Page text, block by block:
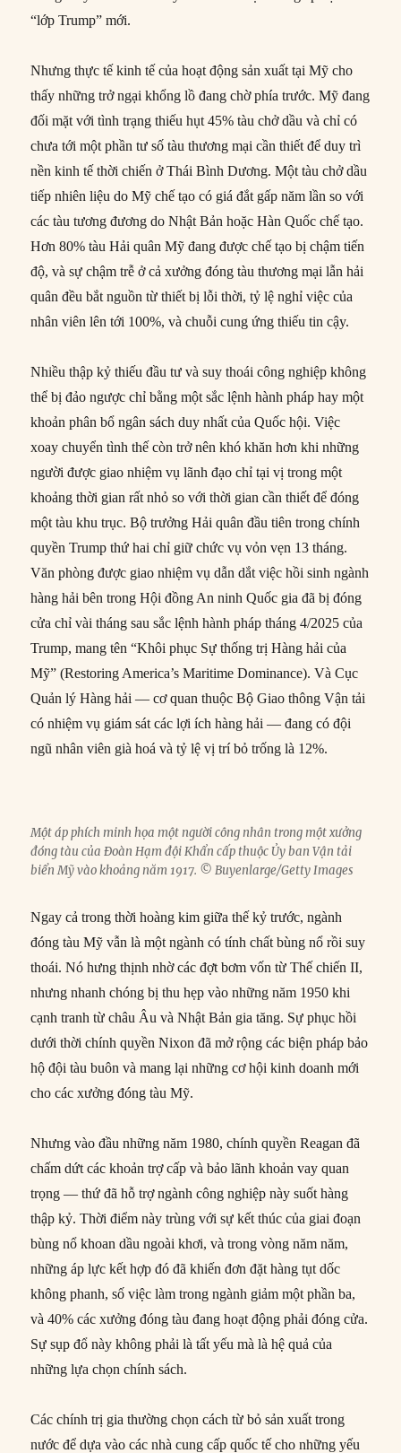
“lớp Trump” mới.
Nhưng thực tế kinh tế của hoạt động sản xuất tại Mỹ cho
thấy những trở ngại khổng lồ đang chờ phía trước. Mỹ đang
đối mặt với tình trạng thiếu hụt 45% tàu chở dầu và chỉ có
chưa tới một phần tư số tàu thương mại cần thiết để duy trì
nền kinh tế thời chiến ở Thái Bình Dương. Một tàu chở dầu
tiếp nhiên liệu do Mỹ chế tạo có giá đắt gấp năm lần so với
các tàu tương đương do Nhật Bản hoặc Hàn Quốc chế tạo.
Hơn 80% tàu Hải quân Mỹ đang được chế tạo bị chậm tiến
độ, và sự chậm trễ ở cả xưởng đóng tàu thương mại lẫn hải
quân đều bắt nguồn từ thiết bị lỗi thời, tỷ lệ nghỉ việc của
nhân viên lên tới 100%, và chuỗi cung ứng thiếu tin cậy.
Nhiều thập kỷ thiếu đầu tư và suy thoái công nghiệp không
thể bị đảo ngược chỉ bằng một sắc lệnh hành pháp hay một
khoản phân bổ ngân sách duy nhất của Quốc hội. Việc
xoay chuyển tình thế còn trở nên khó khăn hơn khi những
người được giao nhiệm vụ lãnh đạo chỉ tại vị trong một
khoảng thời gian rất nhỏ so với thời gian cần thiết để đóng
một tàu khu trục. Bộ trưởng Hải quân đầu tiên trong chính
quyền Trump thứ hai chỉ giữ chức vụ vỏn vẹn 13 tháng.
Văn phòng được giao nhiệm vụ dẫn dắt việc hồi sinh ngành
hàng hải bên trong Hội đồng An ninh Quốc gia đã bị đóng
cửa chỉ vài tháng sau sắc lệnh hành pháp tháng 4/2025 của
Trump, mang tên “Khôi phục Sự thống trị Hàng hải của
Mỹ” (Restoring America’s Maritime Dominance). Và Cục
Quản lý Hàng hải — cơ quan thuộc Bộ Giao thông Vận tải
có nhiệm vụ giám sát các lợi ích hàng hải — đang có đội
ngũ nhân viên già hoá và tỷ lệ vị trí bỏ trống là 12%.
Một áp phích minh họa một người công nhân trong một xưởng
đóng tàu của Đoàn Hạm đội Khẩn cấp thuộc Ủy ban Vận tải
biển Mỹ vào khoảng năm 1917. © Buyenlarge/Getty Images
Ngay cả trong thời hoàng kim giữa thế kỷ trước, ngành
đóng tàu Mỹ vẫn là một ngành có tính chất bùng nổ rồi suy
thoái. Nó hưng thịnh nhờ các đợt bơm vốn từ Thế chiến II,
nhưng nhanh chóng bị thu hẹp vào những năm 1950 khi
cạnh tranh từ châu Âu và Nhật Bản gia tăng. Sự phục hồi
dưới thời chính quyền Nixon đã mở rộng các biện pháp bảo
hộ đội tàu buôn và mang lại những cơ hội kinh doanh mới
cho các xưởng đóng tàu Mỹ.
Nhưng vào đầu những năm 1980, chính quyền Reagan đã
chấm dứt các khoản trợ cấp và bảo lãnh khoản vay quan
trọng — thứ đã hỗ trợ ngành công nghiệp này suốt hàng
thập kỷ. Thời điểm này trùng với sự kết thúc của giai đoạn
bùng nổ khoan dầu ngoài khơi, và trong vòng năm năm,
những áp lực kết hợp đó đã khiến đơn đặt hàng tụt dốc
không phanh, số việc làm trong ngành giảm một phần ba,
và 40% các xưởng đóng tàu đang hoạt động phải đóng cửa.
Sự sụp đổ này không phải là tất yếu mà là hệ quả của
những lựa chọn chính sách.
Các chính trị gia thường chọn cách từ bỏ sản xuất trong
nước để dựa vào các nhà cung cấp quốc tế cho những yếu